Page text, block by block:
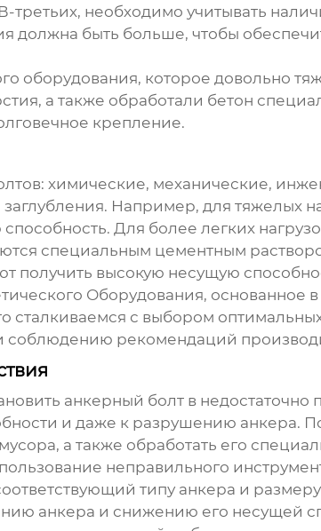
необходимо учитывать
должна быть больше, чтобы
оборудования, которое довольно
а также обработали бетон
крепление.
: химические, механические,
Например, для тяжелых
Для более легких
специальным цементным
получить высокую несущую
Оборудования, основанное в
сталкиваемся с выбором
соблюдению рекомендаций
анкерный болтв недостаточно
и даже к разрушению анкера.
а также обработать его
неправильного
типу анкера и
анкера и снижению его несущей